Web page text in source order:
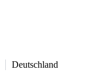
Deutschland